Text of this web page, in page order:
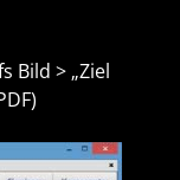
Bild > „Ziel